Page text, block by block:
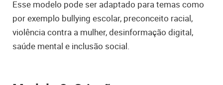
Esse modelo pode ser adaptado para temas como
por exemplo bullying escolar, preconceito racial,
violência contra a mulher, desinformação digital,
saúde mental e inclusão social.